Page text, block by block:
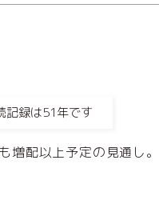
記録は51年です
増配以上予定の見通し。